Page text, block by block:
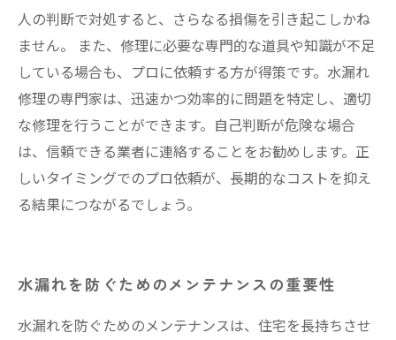
人の判断で対処すると、さらなる損傷を引き起こしかね
ません。 また、修理に必要な専門的な道具や知識が不足
している場合も、プロに依頼する方が得策です。水漏れ
修理の専門家は、迅速かつ効率的に問題を特定し、適切
な修理を行うことができます。自己判断が危険な場合
は、信頼できる業者に連絡することをお勧めします。正
しいタイミングでのプロ依頼が、長期的なコストを抑え
る結果につながるでしょう。
水漏れを防ぐためのメンテナンスの重要性
水漏れを防ぐためのメンテナンスは、住宅を長持ちさせ